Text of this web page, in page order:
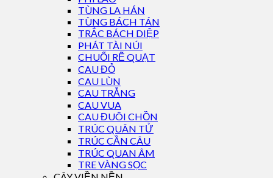
TÙNG LA HÁN
TÙNG BÁCH TÁN
TRẮC BÁCH DIỆP
PHÁT TÀI NÚI
CHUỐI RẼ QUẠT
CAU ĐỎ
CAU LÙN
CAU TRẮNG
CAU VUA
CAU ĐUÔI CHỒN
TRÚC QUÂN TỬ
TRÚC CẦN CÂU
TRÚC QUAN ÂM
TRE VÀNG SỌC